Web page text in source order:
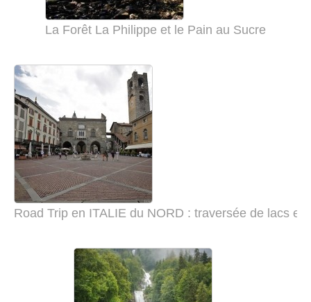
La Forêt La Philippe et le Pain au Sucre
Road Trip en ITALIE du NORD : traversée de lacs